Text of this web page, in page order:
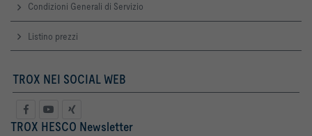
Condizioni Generali di Servizio
Listino prezzi
TROX NEI SOCIAL WEB
TROX HESCO Newsletter